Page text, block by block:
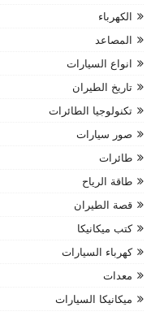
الكهرباء
المصاعد
انواع السيارات
تاريخ الطيران
تكنولوجيا الطائرات
صور سيارات
طائرات
طاقة الرياح
قصة الطيران
كتب ميكانيكا
كهرباء السيارات
معدات
ميكانيكا السيارات